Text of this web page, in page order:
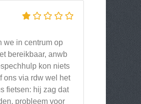
we in centrum op
bereikbaar, anwb
kon niets
ons via rdw wel het
fietsen: hij zag dat
probleem voor